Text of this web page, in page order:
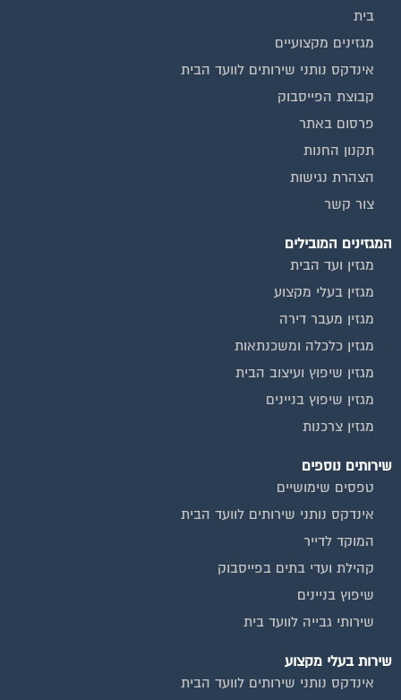
בית
מגזינים מקצועיים
אינדקס נותני שירותים לוועד הבית
קבוצת הפייסבוק
פרסום באתר
תקנון החנות
הצהרת נגישות
צור קשר
המגזינים המובילים
מגזין ועד הבית
מגזין בעלי מקצוע
מגזין מעבר דירה
מגזין כלכלה ומשכנתאות
מגזין שיפוץ ועיצוב הבית
מגזין שיפוץ בניינים
מגזין צרכנות
שירותים נוספים
טפסים שימושיים
אינדקס נותני שירותים לוועד הבית
המוקד לדייר
קהילת ועדי בתים בפייסבוק
שיפוץ בניינים
שירותי גבייה לוועד בית
שירות בעלי מקצוע
אינדקס נותני שירותים לוועד הבית